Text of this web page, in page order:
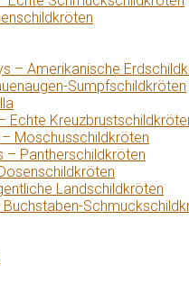
– Amerikanische
Sumpfschildkröten
Echte
Moschusschildkröten
– Pantherschildkröten
Landschildkröten